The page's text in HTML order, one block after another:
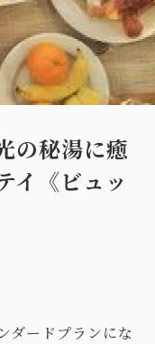
の秘湯に癒
イ《ビュッ
ダードプランにな